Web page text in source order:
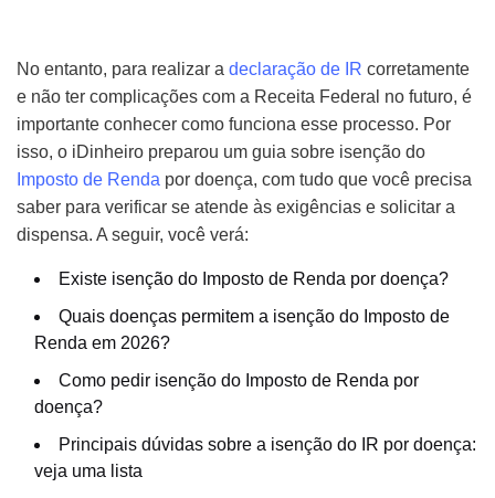
No entanto, para realizar a declaração de IR corretamente
e não ter complicações com a Receita Federal no futuro, é
importante conhecer como funciona esse processo. Por
isso, o iDinheiro preparou um guia sobre isenção do
Imposto de Renda por doença, com tudo que você precisa
saber para verificar se atende às exigências e solicitar a
dispensa. A seguir, você verá:
Existe isenção do Imposto de Renda por doença?
Quais doenças permitem a isenção do Imposto de
Renda em 2026?
Como pedir isenção do Imposto de Renda por
doença?
Principais dúvidas sobre a isenção do IR por doença:
veja uma lista